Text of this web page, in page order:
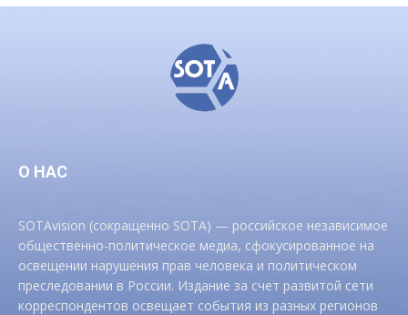
О НАС
SOTAvision (сокращенно SOTA) — российское независимое
общественно-политическое медиа, сфокусированное на
освещении нарушения прав человека и политическом
преследовании в России. Издание за счет развитой сети
корреспондентов освещает события из разных регионов